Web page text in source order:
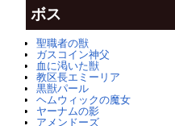
ボス
聖職者の獣
ガスコイン神父
血に渇いた獣
教区長エミーリア
黒獣パール
ヘムウィックの魔女
ヤーナムの影
アメンドーズ